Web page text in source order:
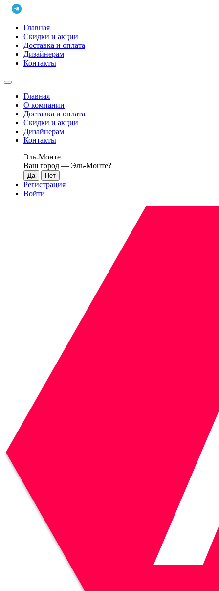
Главная
Скидки и акции
Доставка и оплата
Дизайнерам
Контакты
Главная
О компании
Доставка и оплата
Скидки и акции
Дизайнерам
Контакты
Эль-Монте
Ваш город — Эль-Монте?
Регистрация
Войти